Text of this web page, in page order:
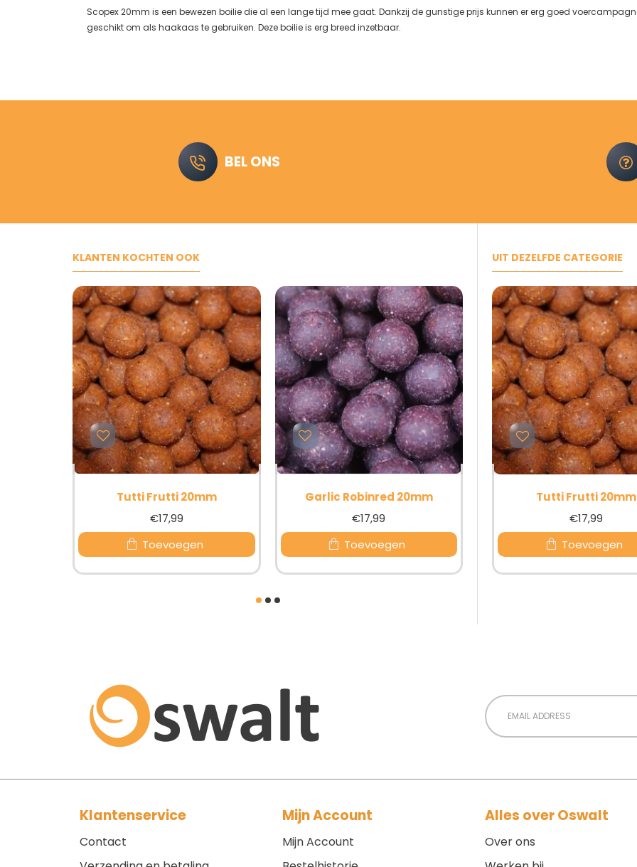
Scopex 20mm is een bewezen boilie die al een lange tijd mee gaat. Dankzij de gunstige prijs kunnen er erg goed
geschikt om als haakaas te gebruiken. Deze boilie is erg breed inzetbaar.
BEL ONS
KLANTEN KOCHTEN OOK
Tutti Frutti 20mm
€17,99
Toevoegen
Garlic Robinred 20mm
€17,99
Toevoegen
Krill 20mm
€17,99
Toevoegen
UIT DEZELFDE CATEGORIE
Tutti Frutti 20mm
€17,99
Toevoegen
Email
Address
Klantenservice
Contact
Mijn Account
Mijn Account
Alles over Oswalt
Over ons